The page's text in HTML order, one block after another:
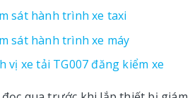
sát hành trình xe taxi
sát hành trình xe máy
vị xe tải TG007 đăng kiểm xe